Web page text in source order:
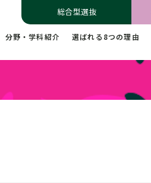
総合型選抜
分野・学科紹介 選ばれる8つの理由